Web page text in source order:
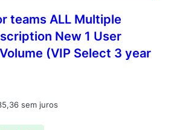
teams ALL Multiple
New 1 User
(VIP Select 3 year
sem juros